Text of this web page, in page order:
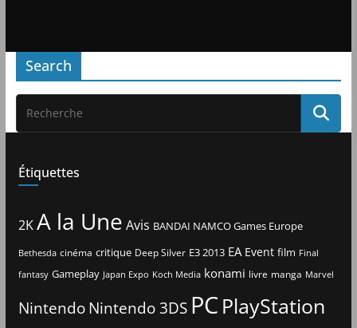
Search
Étiquettes
2KA la Une Avis BANDAI NAMCO Games Europe
Bethesda cinéma critique Deep Silver E3 2013 EA Event film Final
fantasy Gameplay Japan Expo Koch Media konami livre manga Marvel
Nintendo Nintendo 3DS PCPlayStation